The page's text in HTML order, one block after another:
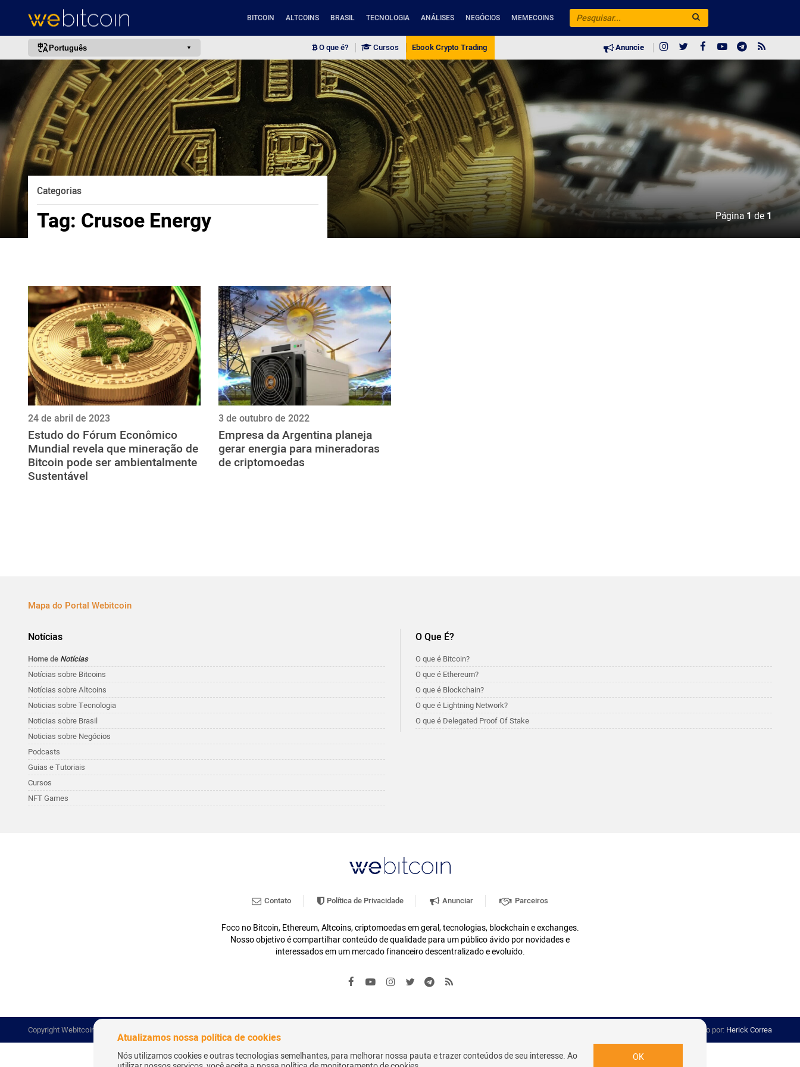
BITCOIN ALTCOINS BRASIL TECNOLOGIA ANÁLISES NEGÓCIOS MEMECOINS
Português
português (BR)
english
español
français
italiano
deutsch
русский
ქართული
polski
vietnamese
O que é? Cursos Ebook Crypto Trading Anuncie
Categorias
Tag: Crusoe Energy Página1de 1
24 de abril de 2023
Estudo do Fórum Econômico
Mundial revela que mineração de
Bitcoin pode ser ambientalmente
Sustentável
3 de outubro de 2022
Empresa da Argentina planeja
gerar energia para mineradoras
de criptomoedas
Mapa do Portal Webitcoin
Notícias
Home de Notícias
Notícias sobre Bitcoins
Notícias sobre Altcoins
Noticias sobre Tecnologia
Noticias sobre Brasil
Noticias sobre Negócios
Podcasts
Guias e Tutoriais
Cursos
NFT Games
O Que É?
O que é Bitcoin?
O que é Ethereum?
O que é Blockchain?
O que é Lightning Network?
O que é Delegated Proof Of Stake
Contato Política de Privacidade Anunciar Parceiros
Foco no Bitcoin, Ethereum, Altcoins, criptomoedas em geral, tecnologias, blockchain e exchanges.
Nosso objetivo é compartilhar conteúdo de qualidade para um público ávido por novidades e
interessados em um mercado financeiro descentralizado e evoluído.
Copyright Webitcoin 2018 - Todos os Direitos Reservados Desenvolvido por: Herick Correa
Atualizamos nossa política de cookies
Nós utilizamos cookies e outras tecnologias semelhantes, para melhorar nossa pauta e trazer conteúdos de seu interesse. Ao
OK